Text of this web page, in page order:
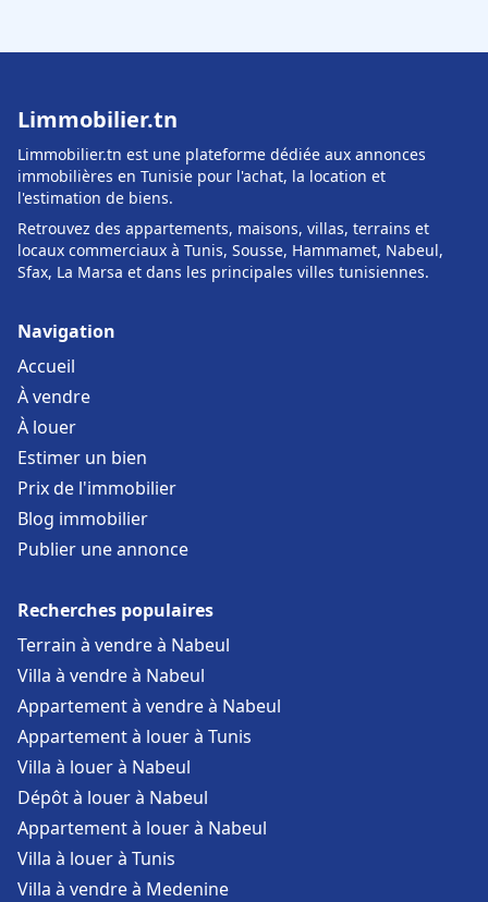
Limmobilier.tn
Limmobilier.tn est une plateforme dédiée aux annonces
immobilières en Tunisie pour l'achat, la location et
l'estimation de biens.
Retrouvez des appartements, maisons, villas, terrains et
locaux commerciaux à Tunis, Sousse, Hammamet, Nabeul,
Sfax, La Marsa et dans les principales villes tunisiennes.
Navigation
Accueil
À vendre
À louer
Estimer un bien
Prix de l'immobilier
Blog immobilier
Publier une annonce
Recherches populaires
Terrain à vendre à Nabeul
Villa à vendre à Nabeul
Appartement à vendre à Nabeul
Appartement à louer à Tunis
Villa à louer à Nabeul
Dépôt à louer à Nabeul
Appartement à louer à Nabeul
Villa à louer à Tunis
Villa à vendre à Medenine